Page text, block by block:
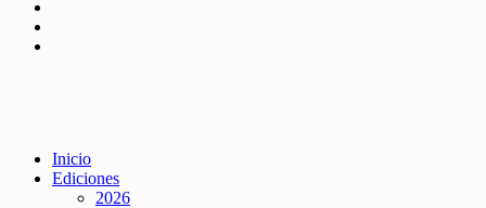
Inicio
Ediciones
2026